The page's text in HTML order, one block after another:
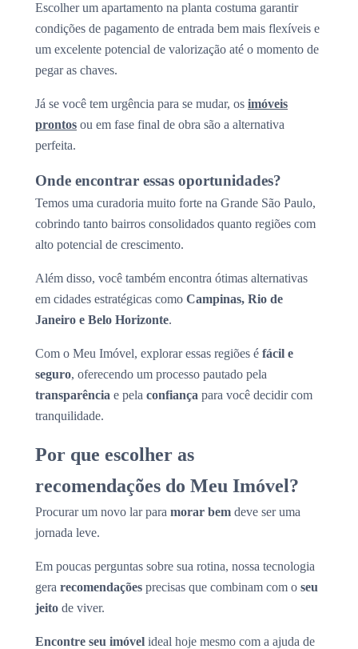
Escolher um apartamento na planta costuma garantir
condições de pagamento de entrada bem mais flexíveis e
um excelente potencial de valorização até o momento de
pegar as chaves.
Já se você tem urgência para se mudar, os imóveis
prontos ou em fase final de obra são a alternativa
perfeita.
Onde encontrar essas oportunidades?
Temos uma curadoria muito forte na Grande São Paulo,
cobrindo tanto bairros consolidados quanto regiões com
alto potencial de crescimento.
Além disso, você também encontra ótimas alternativas
em cidades estratégicas como Campinas, Rio de
Janeiro e Belo Horizonte.
Com o Meu Imóvel, explorar essas regiões é fácil e
seguro, oferecendo um processo pautado pela
transparência e pela confiança para você decidir com
tranquilidade.
Por que escolher as
recomendações do Meu Imóvel?
Procurar um novo lar para morar bem deve ser uma
jornada leve.
Em poucas perguntas sobre sua rotina, nossa tecnologia
gera recomendações precisas que combinam com o seu
jeito de viver.
Encontre seu imóvel ideal hoje mesmo com a ajuda de